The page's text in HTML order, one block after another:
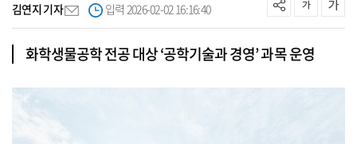
김연지 기자 입력 2026-02-02 16:16:40
화학생물공학 전공 대상 ‘공학기술과 경영’ 과목 운영